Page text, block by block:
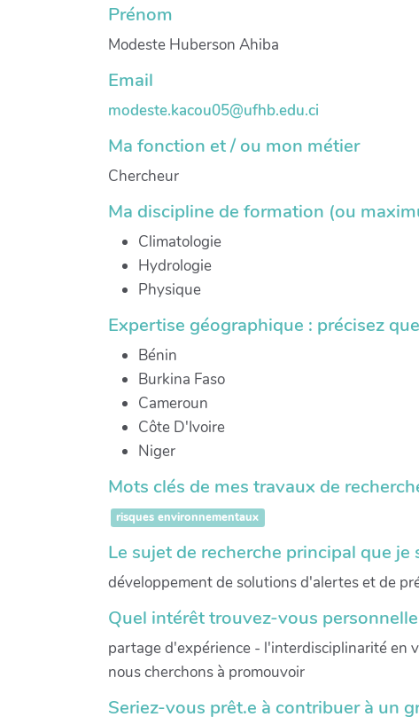
Prénom
Modeste Huberson Ahiba
Email
modeste.kacou05@ufhb.edu.ci
Ma fonction et / ou mon métier
Chercheur
Ma discipline de formation (ou
Climatologie
Hydrologie
Physique
Expertise géographique : précisez
Bénin
Burkina Faso
Cameroun
Côte D'Ivoire
Niger
Mots clés de mes travaux de
risques environnementaux
Le sujet de recherche principal que
développement de solutions d'alertes et de
Quel intérêt trouvez-vous
partage d'expérience - l'interdisciplinarité en
nous cherchons à promouvoir
Seriez-vous prêt.e à contribuer à un